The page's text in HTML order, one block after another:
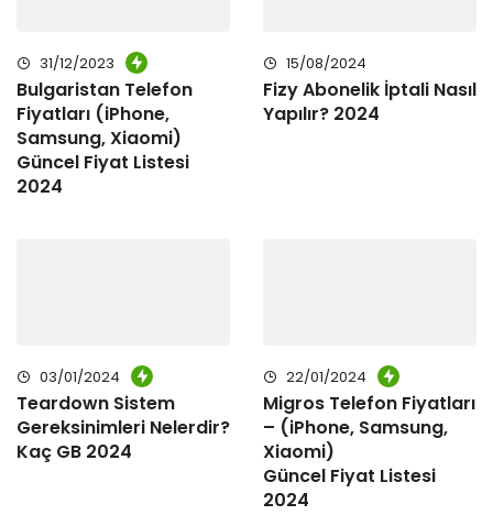
31/12/2023
Bulgaristan Telefon
Fiyatları (iPhone,
Samsung, Xiaomi)
Güncel Fiyat Listesi
2024
15/08/2024
Fizy Abonelik İptali Nasıl
Yapılır? 2024
03/01/2024
Teardown Sistem
Gereksinimleri Nelerdir?
Kaç GB 2024
22/01/2024
Migros Telefon Fiyatları
– (iPhone, Samsung,
Xiaomi)
Güncel Fiyat Listesi
2024